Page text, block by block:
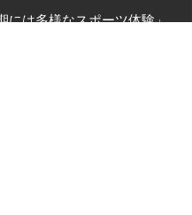
には多様なスポーツ体験」